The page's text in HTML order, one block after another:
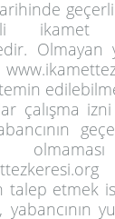
ikamet
Olmayan
çalışma
talep etmek